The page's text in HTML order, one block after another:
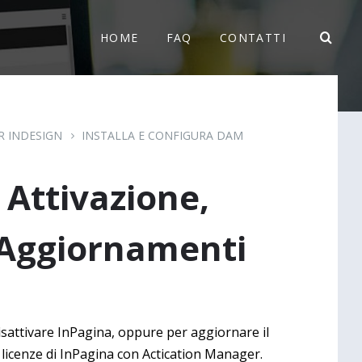
HOME FAQ CONTATTI
INDESIGN INSTALLA E CONFIGURA DAM
InPagina, oppure per aggiornare il
di InPagina con Actication Manager.